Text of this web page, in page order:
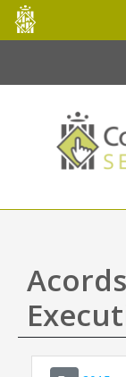
Salta al contingut
Consell
de
Mallorca